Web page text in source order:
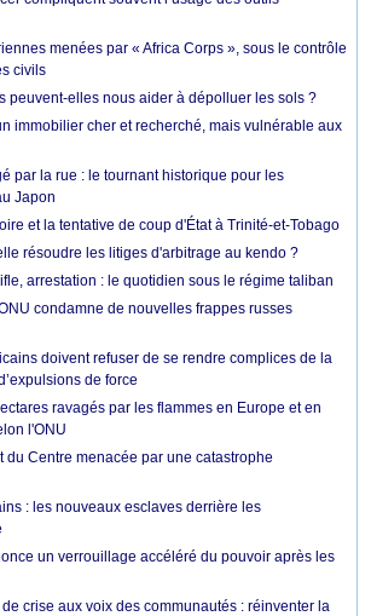
menées par « Africa Corps », sous le contrôle
civils
peuvent-elles nous aider à dépolluer les sols ?
immobilier cher et recherché, mais vulnérable aux
par la rue : le tournant historique pour les
Japon
et la tentative de coup d'État à Trinité-et-Tobago
résoudre les litiges d'arbitrage au kendo ?
arrestation : le quotidien sous le régime taliban
condamne de nouvelles frappes russes
doivent refuser de se rendre complices de la
de force
ravagés par les flammes en Europe et en
l'ONU
du Centre menacée par une catastrophe
: les nouveaux esclaves derrière les
un verrouillage accéléré du pouvoir après les
crise aux voix des communautés : réinventer la